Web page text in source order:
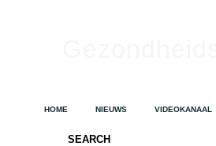
HOME NIEUWS VIDEOKANAAL
SEARCH